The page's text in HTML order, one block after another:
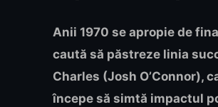
Anii 1970 se apropie de
caută să păstreze linia
Charles (Josh O’Connor),
începe să simtă impactul